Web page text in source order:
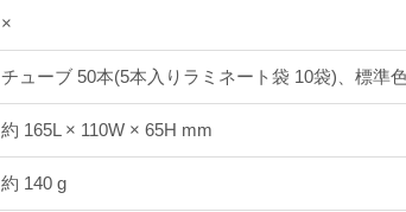
×
チューブ 50本(5本入りラミネート袋 10袋)、標準
約 165L × 110W × 65H mm
約 140 g